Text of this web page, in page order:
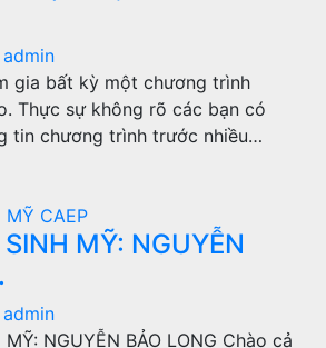
admin
gia bất kỳ một chương trình
Thực sự không rõ các bạn có
tin chương trình trước nhiều…
MỸ CAEP
MỸ: NGUYỄN
admin
NGUYỄN BẢO LONG Chào cả